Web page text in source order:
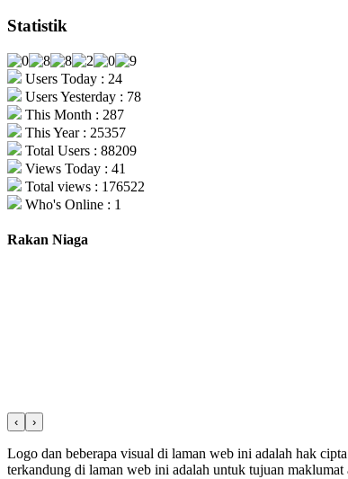
Statistik
Users Today : 24
Users Yesterday : 78
This Month : 287
This Year : 25357
Total Users : 88209
Views Today : 41
Total views : 176522
Who's Online : 1
Rakan Niaga
‹ ›
Logo dan beberapa visual di laman web ini adalah hak
terkandung di laman web ini adalah untuk tujuan